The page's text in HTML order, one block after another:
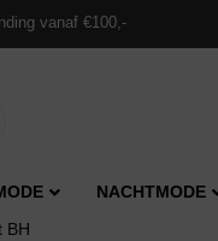
vanaf €100,-
NACHTMODE
BH